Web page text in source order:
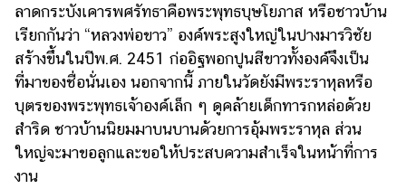
ลาดกระบังเคารพศรัทธาคือพระพุทธบุษโยภาส หรือชาวบ้าน
เรียกกันว่า “หลวงพ่อขาว” องค์พระสูงใหญ่ในปางมารวิชัย
สร้างขึ้นในปีพ.ศ. 2451 ก่ออิฐพอกปูนสีขาวทั้งองค์จึงเป็น
ที่มาของชื่อนั่นเอง นอกจากนี้ ภายในวัดยังมีพระราหุลหรือ
บุตรของพระพุทธเจ้าองค์เล็ก ๆ ดูคล้ายเด็กทารกหล่อด้วย
สำริด ชาวบ้านนิยมมาบนบานด้วยการอุ้มพระราหุล ส่วน
ใหญ่จะมาขอลูกและขอให้ประสบความสำเร็จในหน้าที่การ
งาน